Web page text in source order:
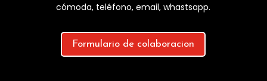
cómoda, teléfono, email, whastsapp.
Formulario de colaboracion